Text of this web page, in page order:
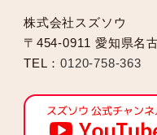
2024年9月
2024年8月
株式会社スズソウ
〒454-0911 愛知県名
TEL：0120-758-363